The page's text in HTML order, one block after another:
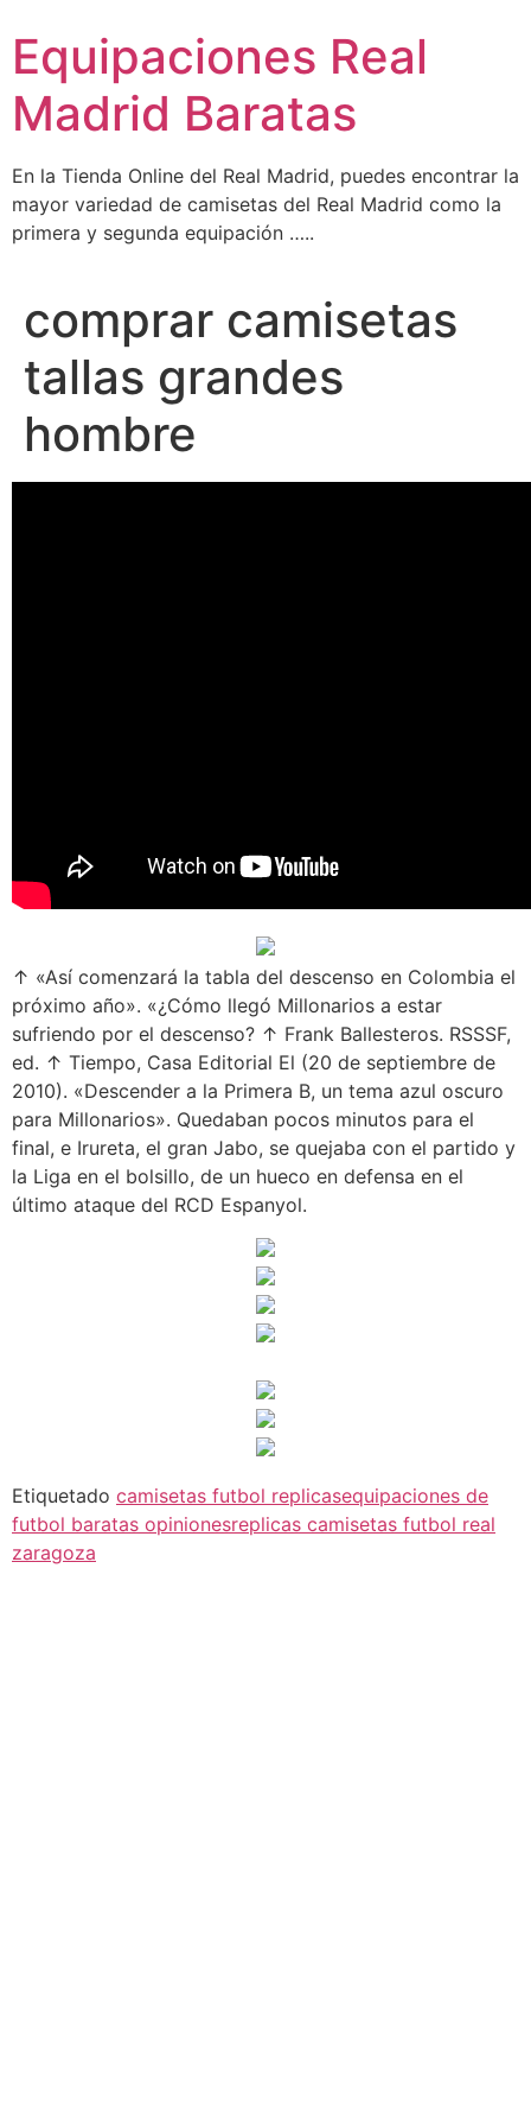
contenido
Equipaciones Real
Madrid Baratas
En la Tienda Online del Real Madrid, puedes encontrar la
mayor variedad de camisetas del Real Madrid como la
primera y segunda equipación …..
comprar camisetas
tallas grandes
hombre
↑ «Así comenzará la tabla del descenso en Colombia el
próximo año». «¿Cómo llegó Millonarios a estar
sufriendo por el descenso? ↑ Frank Ballesteros. RSSSF,
ed. ↑ Tiempo, Casa Editorial El (20 de septiembre de
2010). «Descender a la Primera B, un tema azul oscuro
para Millonarios». Quedaban pocos minutos para el
final, e Irureta, el gran Jabo, se quejaba con el partido y
la Liga en el bolsillo, de un hueco en defensa en el
último ataque del RCD Espanyol.
Etiquetado camisetas futbol replicasequipaciones de
futbol baratas opinionesreplicas camisetas futbol real
zaragoza